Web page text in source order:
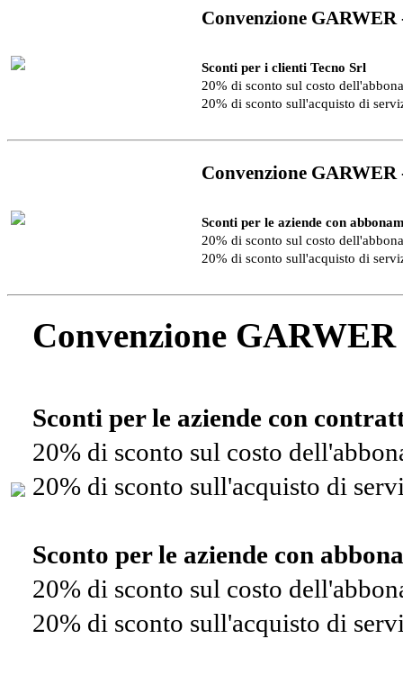
Convenzione
Sconti per i clienti Tecno Srl
20% di sconto sul costo
20% di sconto sull'acquisto di
Convenzione
Sconti per le aziende con
20% di sconto sul costo
20% di sconto sull'acquisto di
Convenzione
Sconti per le aziende con
20% di sconto sul costo
20% di sconto sull'acquisto di
Sconto per le aziende con
20% di sconto sul costo
20% di sconto sull'acquisto di